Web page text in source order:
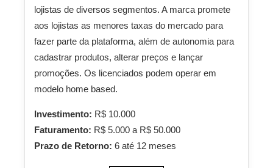
lojistas de diversos segmentos. A marca promete
aos lojistas as menores taxas do mercado para
fazer parte da plataforma, além de autonomia para
cadastrar produtos, alterar preços e lançar
promoções. Os licenciados podem operar em
modelo home based.
Investimento: R$ 10.000
Faturamento: R$ 5.000 a R$ 50.000
Prazo de Retorno: 6 até 12 meses